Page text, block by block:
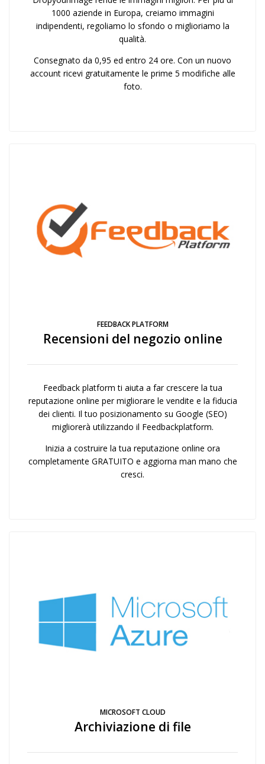
1000 aziende in Europa, creiamo immagini
indipendenti, regoliamo lo sfondo o miglioriamo la
qualità.
Consegnato da 0,95 ed entro 24 ore. Con un nuovo
account ricevi gratuitamente le prime 5 modifiche alle
foto.
FEEDBACK PLATFORM
Recensioni del negozio online
Feedback platform ti aiuta a far crescere la tua
reputazione online per migliorare le vendite e la fiducia
dei clienti. Il tuo posizionamento su Google (SEO)
migliorerà utilizzando il Feedbackplatform.
Inizia a costruire la tua reputazione online ora
completamente GRATUITO e aggiorna man mano che
cresci.
MICROSOFT CLOUD
Archiviazione di file